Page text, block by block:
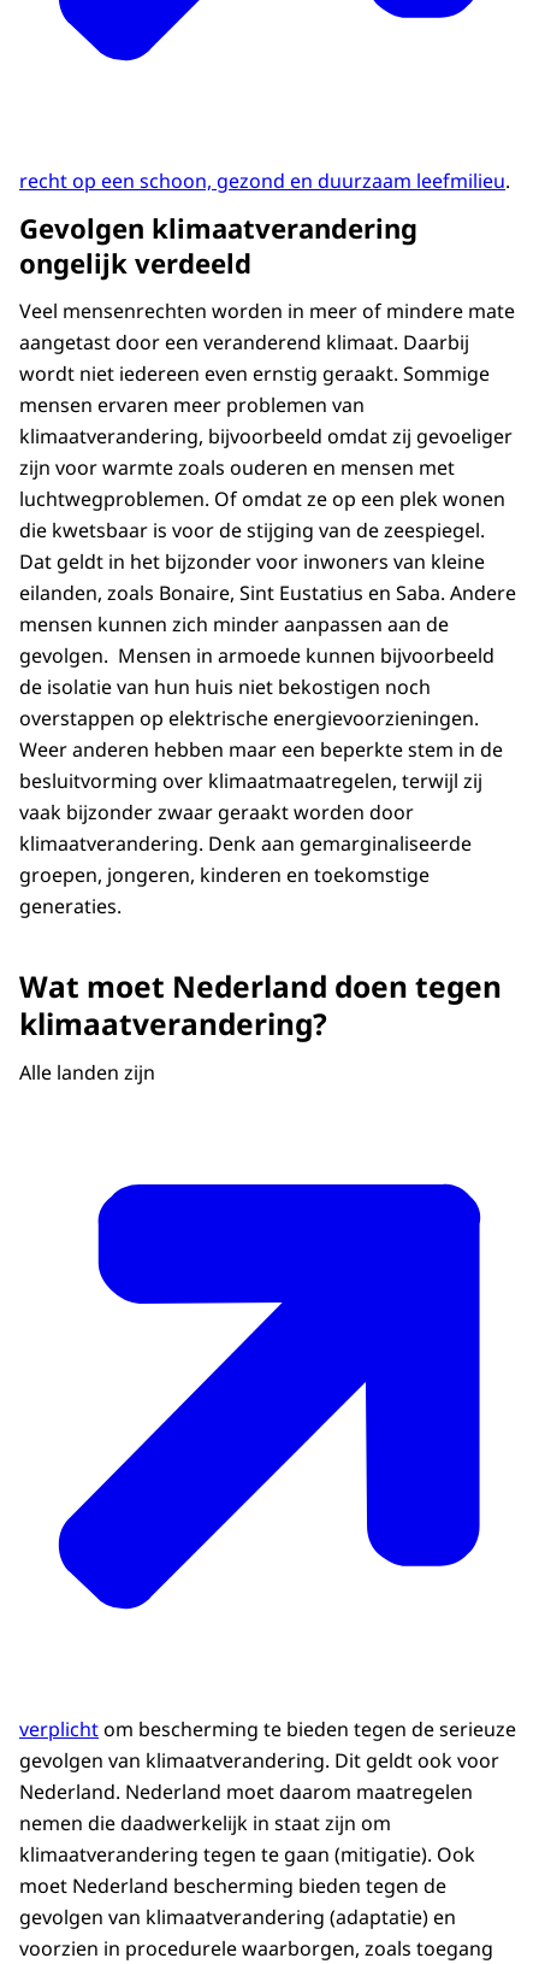
recht op een schoon, gezond en duurzaam leefmilieu.
Gevolgen klimaatverandering
ongelijk verdeeld
Veel mensenrechten worden in meer of mindere mate
aangetast door een veranderend klimaat. Daarbij
wordt niet iedereen even ernstig geraakt. Sommige
mensen ervaren meer problemen van
klimaatverandering, bijvoorbeeld omdat zij gevoeliger
zijn voor warmte zoals ouderen en mensen met
luchtwegproblemen. Of omdat ze op een plek wonen
die kwetsbaar is voor de stijging van de zeespiegel.
Dat geldt in het bijzonder voor inwoners van kleine
eilanden, zoals Bonaire, Sint Eustatius en Saba. Andere
mensen kunnen zich minder aanpassen aan de
gevolgen. Mensen in armoede kunnen bijvoorbeeld
de isolatie van hun huis niet bekostigen noch
overstappen op elektrische energievoorzieningen.
Weer anderen hebben maar een beperkte stem in de
besluitvorming over klimaatmaatregelen, terwijl zij
vaak bijzonder zwaar geraakt worden door
klimaatverandering. Denk aan gemarginaliseerde
groepen, jongeren, kinderen en toekomstige
generaties.
Wat moet Nederland doen tegen
klimaatverandering?
Alle landen zijn
verplichtom bescherming te bieden tegen de serieuze
gevolgen van klimaatverandering. Dit geldt ook voor
Nederland. Nederland moet daarom maatregelen
nemen die daadwerkelijk in staat zijn om
klimaatverandering tegen te gaan (mitigatie). Ook
moet Nederland bescherming bieden tegen de
gevolgen van klimaatverandering (adaptatie) en
voorzien in procedurele waarborgen, zoals toegang